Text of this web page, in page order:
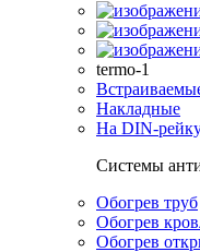
termo-1
Накладные
На DIN-
Системы
Обогрев труб
Обогрев
Обогрев